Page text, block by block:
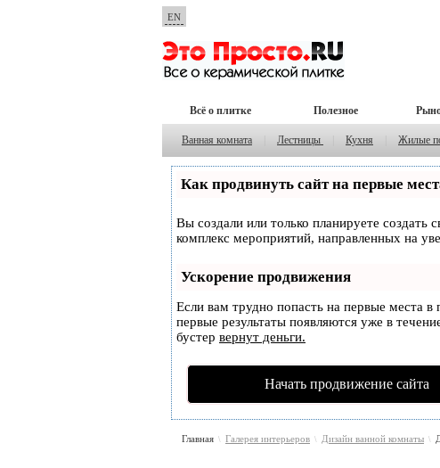
EN
Всё о плитке Полезное
Ванная комната Лестницы Кухня Жилые
Как продвинуть сайт на первые
Вы создали или только планируете создать
комплекс мероприятий, направленных на
Ускорение продвижения
Если вам трудно попасть на первые места
первые результаты появляются уже в
бустер вернут деньги.
Начать продвижение сайта
Главная \ Галерея интерьеров \ Дизайн ванной комнаты \